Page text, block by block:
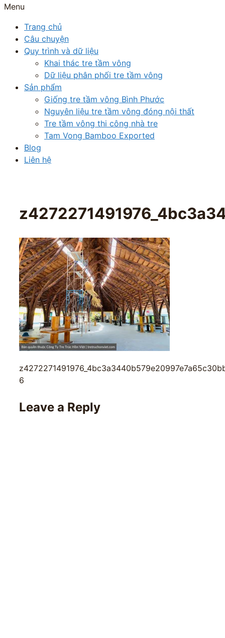
Menu
Trang chủ
Câu chuyện
Quy trình và dữ liệu
Khai thác tre tầm vông
Dữ liệu phân phối tre tầm vông
Sản phẩm
Giống tre tầm vông Bình Phước
Nguyên liệu tre tầm vông đóng nội thất
Tre tầm vông thi công nhà tre
Tam Vong Bamboo Exported
Blog
Liên hệ
6
Leave a Reply